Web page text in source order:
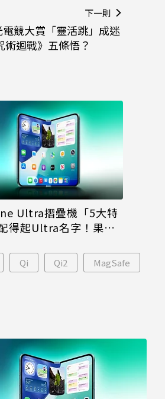
下一則
競大賞「靈活跳」成迷
術迴戰》五條悟？
Ultra摺疊機「5大特
得起Ultra名字！果粉
Qi Qi2 MagSafe